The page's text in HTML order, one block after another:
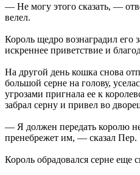
— Не могу этого сказать, —
велел.
Король щедро вознаградил его
искреннее приветствие и
На другой день кошка снова
большой серне на голову,
угрозами пригнала ее к
забрал серну и привел во
— Я должен передать королю
пренебрежет им, — сказал Пер.
Король обрадовался серне еще